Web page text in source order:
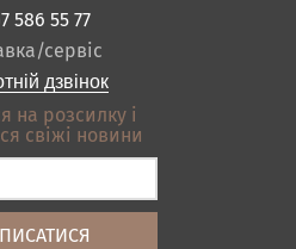
і доставка
сайту
586 55 77
сервіс
дзвінок
на розсилку і
свіжі новини